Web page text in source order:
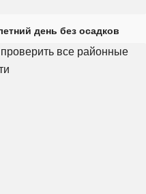
день без осадков